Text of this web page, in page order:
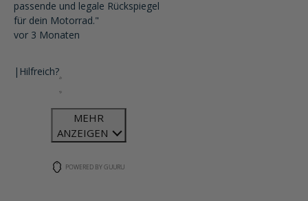
passende und legale Rückspiegel
für dein Motorrad."
vor 3 Monaten
| Hilfreich?
MEHR
ANZEIGEN
POWERED BY GUURU